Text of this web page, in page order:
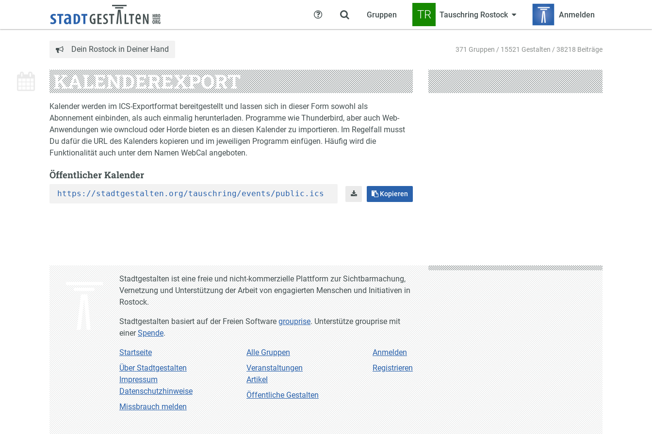
Gruppen TR Tauschring Rostock Anmelden
Hilfe
Dein Rostock in Deiner Hand 371 Gruppen / 15521 Gestalten / 38218 Beiträge
KALENDEREXPORT
Kalender werden im ICS-Exportformat bereitgestellt und lassen sich in dieser Form sowohl als
Abonnement einbinden, als auch einmalig herunterladen. Programme wie Thunderbird, aber auch Web-
Anwendungen wie owncloud oder Horde bieten es an diesen Kalender zu importieren. Im Regelfall musst
Du dafür die URL des Kalenders kopieren und im jeweiligen Programm einfügen. Häufig wird die
Funktionalität auch unter dem Namen WebCal angeboten.
Öffentlicher Kalender
https://stadtgestalten.org/tauschring/events/public.ics Kopieren
Stadtgestalten ist eine freie und nicht-kommerzielle Plattform zur Sichtbarmachung,
Vernetzung und Unterstützung der Arbeit von engagierten Menschen und Initiativen in
Rostock.
Stadtgestalten basiert auf der Freien Softwaregrouprise. Unterstütze grouprise mit
einerSpende.
Startseite
Über Stadtgestalten
Impressum
Datenschutzhinweise
Missbrauch melden
Alle Gruppen
Veranstaltungen
Artikel
Öffentliche Gestalten
Anmelden
Registrieren